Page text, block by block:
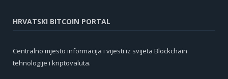
HRVATSKI BITCOIN PORTAL
Centralno mjesto informacija i vijesti iz svijeta Blockchain
tehnologije i kriptovaluta.